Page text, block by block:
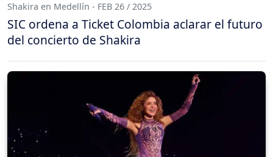
Shakira en Medellín - FEB 26 / 2025
SIC ordena a Ticket Colombia aclarar el futuro
del concierto de Shakira